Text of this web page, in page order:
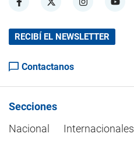
RECIBÍ EL NEWSLETTER
Contactanos
Secciones
Nacional
Internacionales